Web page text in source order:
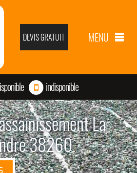
DEVIS GRATUIT MENU
indisponible
La
38260